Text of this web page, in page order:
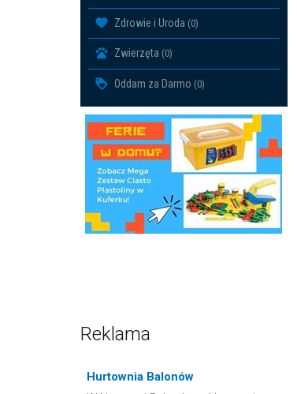
Zdrowie i Uroda (0)
Zwierzęta (0)
Oddam za Darmo (0)
Reklama
Hurtownia Balonów